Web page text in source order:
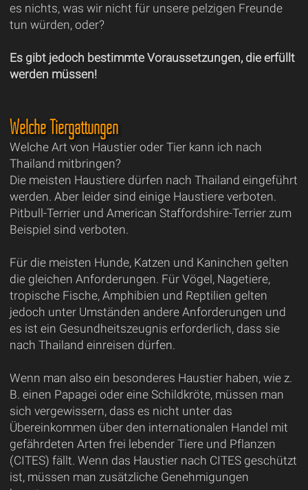
es nichts, was wir nicht für unsere pelzigen Freunde
tun würden, oder?
Es gibt jedoch bestimmte Voraussetzungen, die erfüllt
werden müssen!
Welche Tiergattungen
Welche Art von Haustier oder Tier kann ich nach
Thailand mitbringen?
Die meisten Haustiere dürfen nach Thailand eingeführt
werden. Aber leider sind einige Haustiere verboten.
Pitbull-Terrier und American Staffordshire-Terrier zum
Beispiel sind verboten.
Für die meisten Hunde, Katzen und Kaninchen gelten
die gleichen Anforderungen. Für Vögel, Nagetiere,
tropische Fische, Amphibien und Reptilien gelten
jedoch unter Umständen andere Anforderungen und
es ist ein Gesundheitszeugnis erforderlich, dass sie
nach Thailand einreisen dürfen.
Wenn man also ein besonderes Haustier haben, wie z.
B. einen Papagei oder eine Schildkröte, müssen man
sich vergewissern, dass es nicht unter das
Übereinkommen über den internationalen Handel mit
gefährdeten Arten frei lebender Tiere und Pflanzen
(CITES) fällt. Wenn das Haustier nach CITES geschützt
ist, müssen man zusätzliche Genehmigungen